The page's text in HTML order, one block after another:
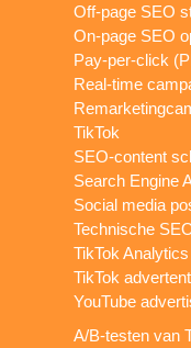
Off-page SEO
On-page SEO
Pay-per-click
Real-time
TikTok
SEO-content
Search Engine
Social media
Technische
TikTok
TikTok
YouTube
A/B-testen van